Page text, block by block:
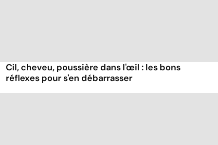
Cil, cheveu, poussière dans l'œil : les bons
réflexes pour s'en débarrasser